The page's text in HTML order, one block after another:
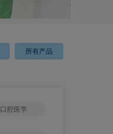
所有产品
口腔医学